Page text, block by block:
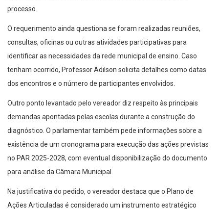
processo.
O requerimento ainda questiona se foram realizadas reuniões,
consultas, oficinas ou outras atividades participativas para
identificar as necessidades da rede municipal de ensino. Caso
tenham ocorrido, Professor Adilson solicita detalhes como datas
dos encontros e o número de participantes envolvidos.
Outro ponto levantado pelo vereador diz respeito às principais
demandas apontadas pelas escolas durante a construção do
diagnóstico. O parlamentar também pede informações sobre a
existência de um cronograma para execução das ações previstas
no PAR 2025-2028, com eventual disponibilização do documento
para análise da Câmara Municipal.
Na justificativa do pedido, o vereador destaca que o Plano de
Ações Articuladas é considerado um instrumento estratégico